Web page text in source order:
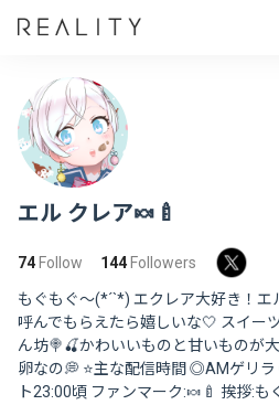
エル クレア🍬🍼
74 Follow 144 Followers
もぐもぐ～(*´`*) エクレア大好き！エ
呼んでもらえたら嬉しいな🤍 スイー
ん坊🍭🍒かわいいものと甘いものが
卵なの💭 ⭐️主な配信時間 ◎AMゲリ
ト23:00頃 ファンマーク:🍬🍼 挨拶: